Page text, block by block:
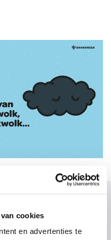
cookies
en advertenties te
zeggen